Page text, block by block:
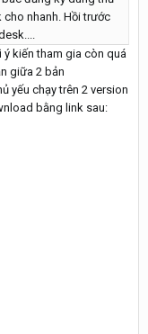
nhanh. Hồi trước
ý kiến tham gia còn quá
giữa 2 bản
yếu chạy trên 2 version
bằng link sau: